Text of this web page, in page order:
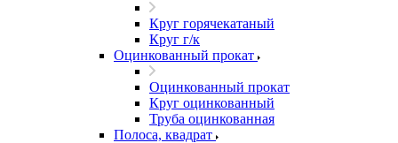
Круг горячекатаный
Круг г/к
Оцинкованный прокат
Оцинкованный прокат
Круг оцинкованный
Труба оцинкованная
Полоса, квадрат